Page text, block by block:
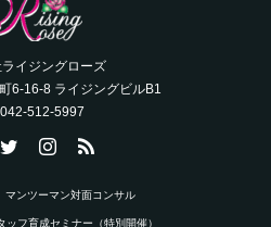
イジングローズ
6-16-8 ライジングビルB1
512-5997
マンツーマン対面コンサル
ッフ育成セミナー（特別開催）